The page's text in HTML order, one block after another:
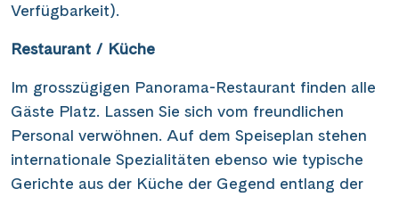
Verfügbarkeit).
Restaurant / Küche
Im grosszügigen Panorama-Restaurant finden alle
Gäste Platz. Lassen Sie sich vom freundlichen
Personal verwöhnen. Auf dem Speiseplan stehen
internationale Spezialitäten ebenso wie typische
Gerichte aus der Küche der Gegend entlang der